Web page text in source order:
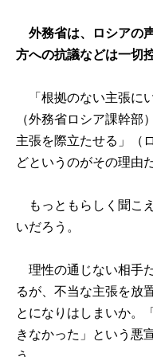
外務省は、ロシアの
方への抗議などは一切
「根拠のない主張に
（外務省ロシア課幹部
主張を際立たせる」（
どというのがその理由だ
もっともらしく聞こ
いだろう。
理性の通じない相手
るが、不当な主張を放
とになりはしまいか。
きなかった」という悪